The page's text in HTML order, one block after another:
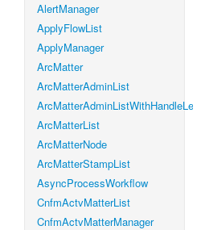
AlertManager
ApplyFlowList
ApplyManager
ArcMatter
ArcMatterAdminList
ArcMatterAdminListWithHandleLevel
ArcMatterList
ArcMatterNode
ArcMatterStampList
AsyncProcessWorkflow
CnfmActvMatterList
CnfmActvMatterManager